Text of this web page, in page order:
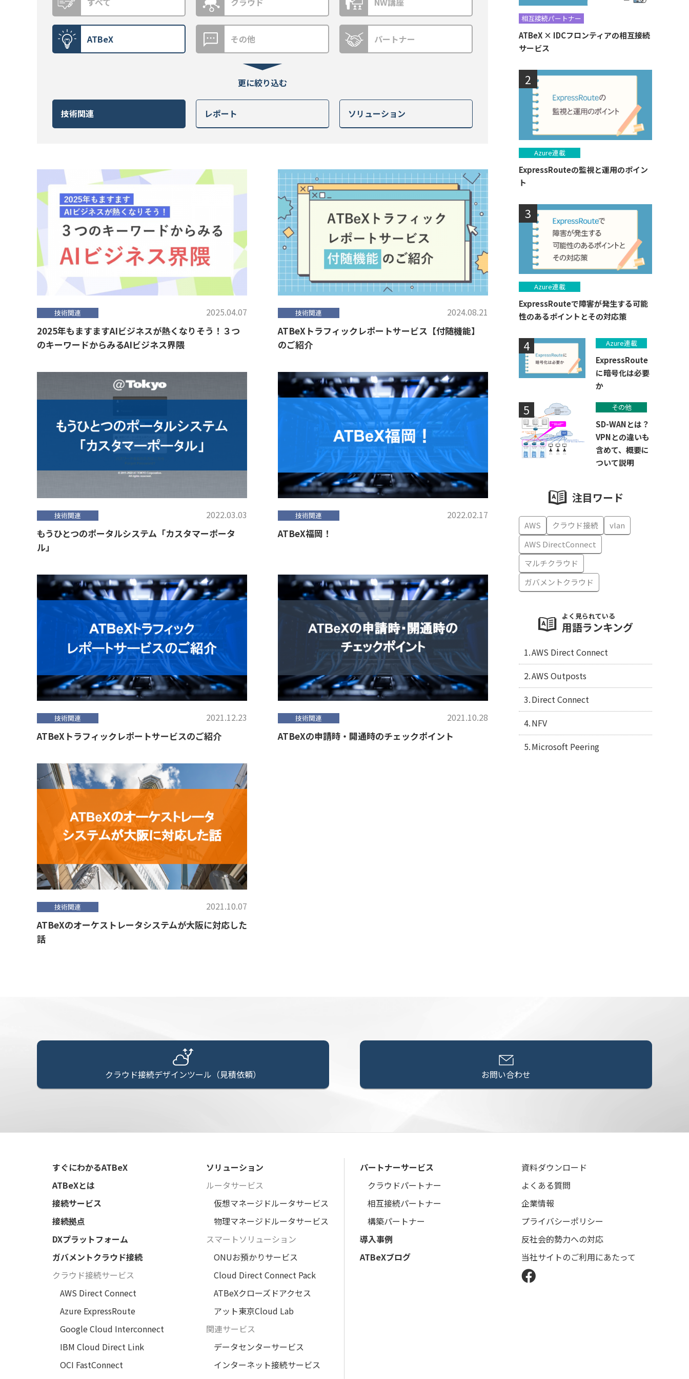
ATBeX その他 パートナー
技術関連 レポート ソリューション
技術関連 2025.04.07
2025年もますますAIビジネスが熱くなりそう！３つ
のキーワードからみるAIビジネス界隈
技術関連 2024.08.21
ATBeXトラフィックレポートサービス【付随機能】
のご紹介
技術関連 2022.03.03
もうひとつのポータルシステム「カスタマーポータ
ル」
技術関連 2022.02.17
ATBeX福岡！
技術関連 2021.12.23
ATBeXトラフィックレポートサービスのご紹介
技術関連 2021.10.28
ATBeXの申請時・開通時のチェックポイント
技術関連 2021.10.07
ATBeXのオーケストレータシステムが大阪に対応した
話
相互接続パートナー
ATBeX × IDCフロンティアの相互接続
サービス
Azure連載
ExpressRouteの監視と運用のポイン
ト
Azure連載
ExpressRouteで障害が発生する可能
性のあるポイントとその対応策
Azure連載
ExpressRoute
に暗号化は必要
か
その他
SD-WANとは？
VPNとの違いも
含めて、概要に
ついて説明
注目ワード
AWS クラウド接続
vlan
AWS DirectConnect
マルチクラウド
ガバメントクラウド
よく見られている
用語ランキング
AWS Direct Connect
AWS Outposts
Direct Connect
NFV
Microsoft Peering
クラウド接続デザインツール（見積依頼） お問い合わせ
すぐにわかるATBeX
ATBeXとは
接続サービス
接続拠点
DXプラットフォーム
ガバメントクラウド接続
クラウド接続サービス
AWS Direct Connect
Azure ExpressRoute
Google Cloud Interconnect
IBM Cloud Direct Link
OCI FastConnect
ソリューション
ルータサービス
仮想マネージドルータサービス
物理マネージドルータサービス
スマートソリューション
ONUお預かりサービス
Cloud Direct Connect Pack
ATBeXクローズドアクセス
アット東京Cloud Lab
関連サービス
データセンターサービス
インターネット接続サービス
パートナーサービス
クラウドパートナー
相互接続パートナー
構築パートナー
導入事例
ATBeXブログ
資料ダウンロード
よくある質問
企業情報
プライバシーポリシー
反社会的勢力への対応
当社サイトのご利用にあたって